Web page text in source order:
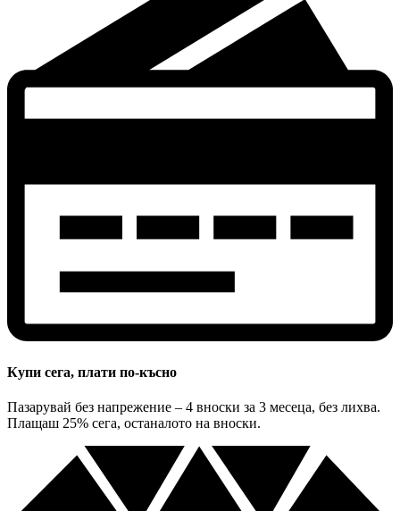
Купи сега, плати по-късно
Пазарувай без напрежение – 4 вноски за 3 месеца, без лихва.
Плащаш 25% сега, останалото на вноски.